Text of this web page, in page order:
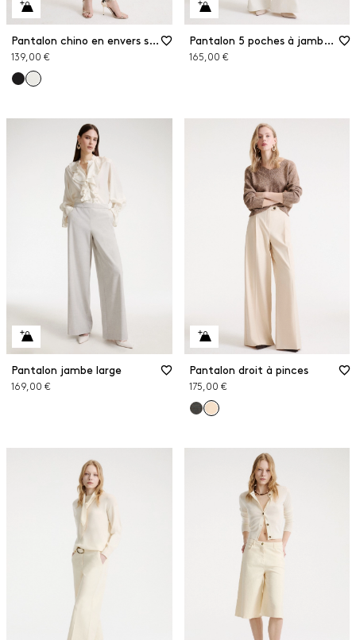
Pantalon chino en envers satin
139,00 €
Pantalon 5 poches à jambe large
165,00 €
Pantalon jambe large
169,00 €
Pantalon droit à pinces
175,00 €